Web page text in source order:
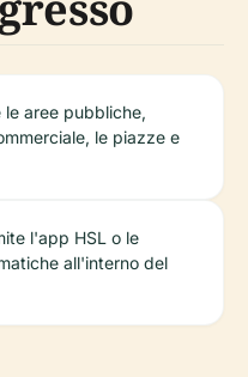
aree pubbliche,
le piazze e
l'app HSL o le
all'interno del